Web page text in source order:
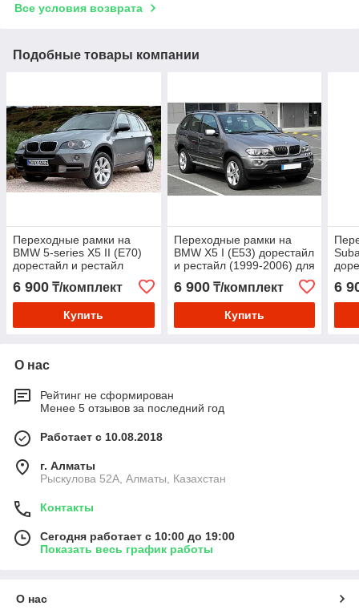
Все условия возврата
Подобные товары компании
Переходные рамки на
BMW 5-series Х5 II (Е70)
дорестайл и рестайл
(2006-2013) с Bosch AL
3/3R на Hella 3/3R
6 900 ₸/комплект
Купить
Переходные рамки на
BMW X5 I (E53) дорестайл
и рестайл (1999-2006) для
установки модулей Hella
3/3R
6 900₸/комплект
Купить
6
О нас
Рейтинг не сформирован
Менее 5 отзывов за последний год
Работает с 10.08.2018
г. Алматы
Рыскулова 52А, Алматы, Казахстан
Контакты
Сегодня работает с 10:00 до 19:00
Показать весь график работы
О нас